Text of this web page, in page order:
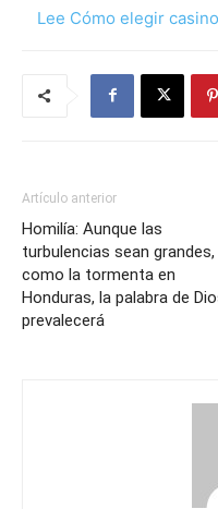
Lee Cómo elegir
Artículo anterior
Homilía: Aunque las
turbulencias sean grandes,
como la tormenta en
Honduras, la palabra de
prevalecerá